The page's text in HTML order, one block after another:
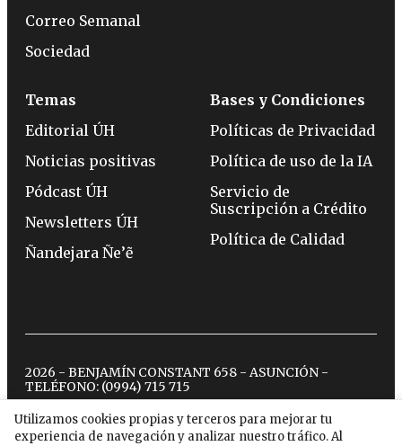
Utilizamos cookies propias y terceros para mejorar tu
experiencia de navegación y analizar nuestro tráfico. Al
Correo Semanal
Sociedad
Temas
Editorial ÚH
Noticias positivas
Pódcast ÚH
Newsletters ÚH
Ñandejara Ñe’ẽ
Bases y Condiciones
Políticas de Privacidad
Política de uso de la IA
Servicio de
Suscripción a Crédito
Política de Calidad
2026 - BENJAMÍN CONSTANT 658 - ASUNCIÓN -
TELÉFONO: (0994) 715 715